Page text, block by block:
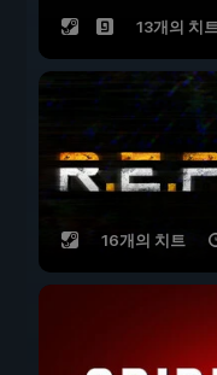
13개의 치트
16개의 치트